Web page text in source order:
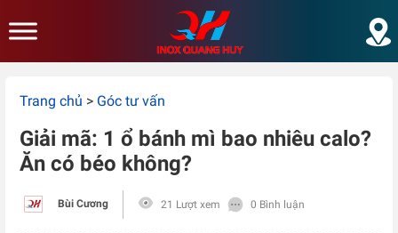
Trang chủ > Góc tư vấn
Giải mã: 1 ổ bánh mì bao nhiêu calo?
Ăn có béo không?
Bùi Cương 21 Lượt xem 0 Bình luận